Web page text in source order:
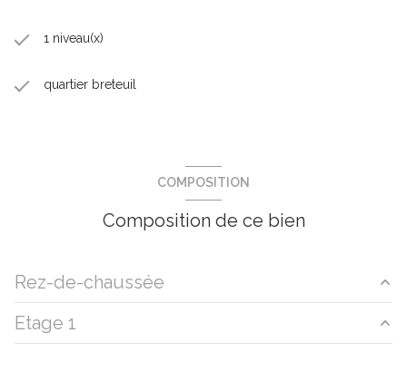
1 niveau(x)
quartier breteuil
COMPOSITION
Composition de ce bien
Rez-de-chaussée
cuisine/séjour
Etage 1